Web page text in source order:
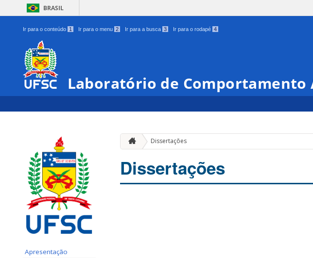
BRASIL
Ir para o conteúdo 1 Ir para o menu 2 Ir para a busca 3 Ir para o rodapé 4
Laboratório de Comportamento
Apresentação
Dissertações
Dissertações